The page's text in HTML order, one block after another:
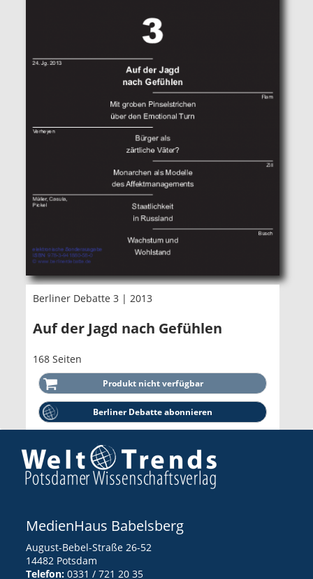
Berliner Debatte 3 | 2013
Auf der Jagd nach Gefühlen
168 Seiten
Berliner Debatte abonnieren
MedienHaus Babelsberg
August-Bebel-Straße 26-52
14482 Potsdam
Telefon: 0331 / 721 20 35